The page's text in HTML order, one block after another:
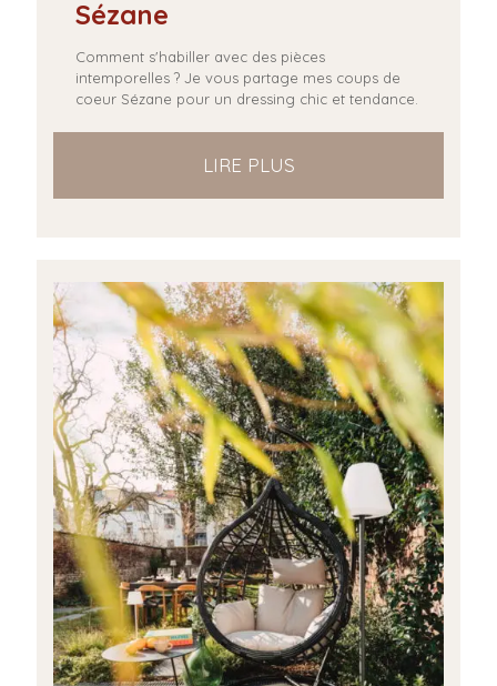
Sézane
Comment s'habiller avec des pièces
intemporelles ? Je vous partage mes coups de
coeur Sézane pour un dressing chic et tendance.
LIRE PLUS